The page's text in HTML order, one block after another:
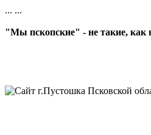
... ...
"Мы пскопские" - не такие, как